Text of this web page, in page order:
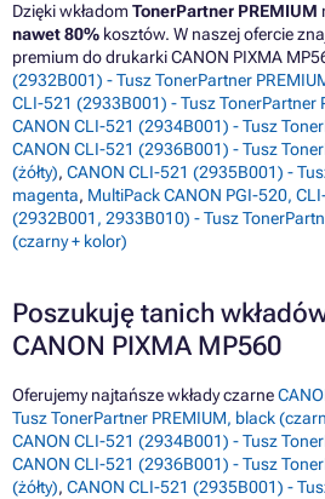
Dzięki wkładomTonerPartner PREMIUM
nawet 80% kosztów. W naszej ofercie
premium do drukarki CANON PIXMA
(2932B001) - Tusz TonerPartner
CLI-521 (2933B001) - Tusz TonerPartner
CANON CLI-521 (2934B001) - Tusz
CANON CLI-521 (2936B001) - Tusz
(żółty), CANON CLI-521 (2935B001) -
magenta, MultiPack CANON PGI-520,
(2932B001, 2933B010) - Tusz
(czarny + kolor)
Poszukuję tanich
CANON PIXMA MP560
Oferujemy najtańsze wkłady czarne
Tusz TonerPartner PREMIUM, black
CANON CLI-521 (2934B001) - Tusz
CANON CLI-521 (2936B001) - Tusz
(żółty), CANON CLI-521 (2935B001) -